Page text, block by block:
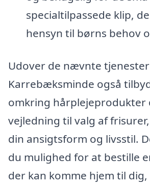
specialtilpassede klip,
hensyn til børns behov
Udover de nævnte
Karrebæksminde også
omkring hårplejeprodukter
vejledning til valg af
din ansigtsform og livsstil.
du mulighed for at bestille
der kan komme hjem til